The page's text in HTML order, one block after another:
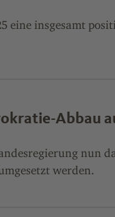
insgesamt
Abbau
nun
werden.